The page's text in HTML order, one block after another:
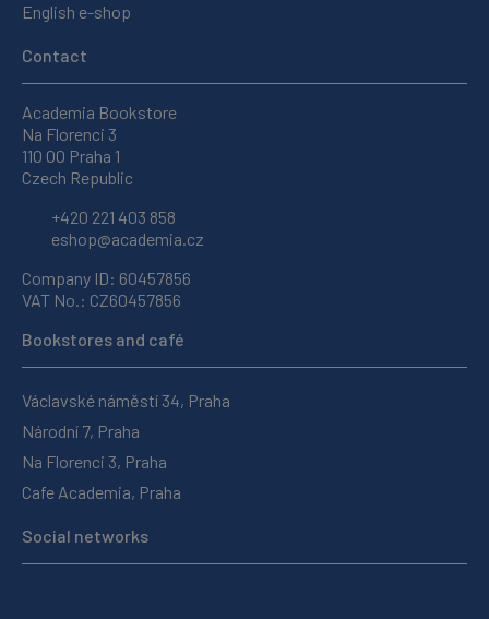
English e-shop
Contact
Academia Bookstore
Na Florenci 3
110 00 Praha 1
Czech Republic
+420 221 403 858
eshop@academia.cz
Company ID: 60457856
VAT No.: CZ60457856
Bookstores and café
Václavské náměstí 34, Praha
Národní 7, Praha
Na Florenci 3, Praha
Cafe Academia, Praha
Social networks